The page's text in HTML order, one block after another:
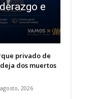
e
privado de
dos muertos
2026